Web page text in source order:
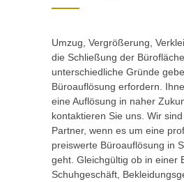
Umzug, Vergrößerung,
die Schließung der
unterschiedliche Gründe
Büroauflösung erfordern.
eine Auflösung in naher
kontaktieren Sie uns. Wir
Partner, wenn es um eine
preiswerte Büroauflösung in
geht. Gleichgültig ob in einer
Schuhgeschäft,